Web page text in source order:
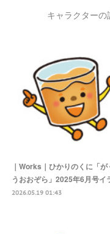
キャラクターの
｜Works｜ひかりのくに「が
うおおぞら」2025年6月号イ
2026.05.19 01:43